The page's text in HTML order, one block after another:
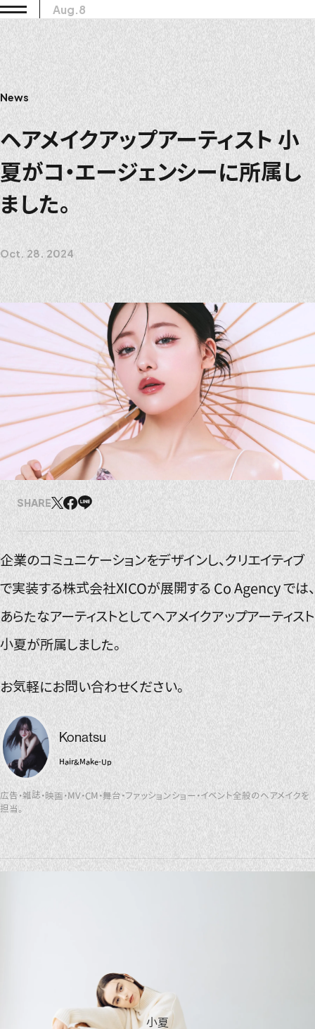
Aug.8
News
ヘアメイクアップアーティスト 小
夏がコ・エージェンシーに所属し
ました。
Oct. 28. 2024
SHARE
企業のコミュニケーションをデザインし、クリエイティブ
で実装する株式会社XICOが展開する Co Agency では、
あらたなアーティストとしてヘアメイクアップアーティスト
小夏が所属しました。
お気軽にお問い合わせください。
Konatsu
Hair&Make-Up
広告・雑誌・映画・MV・CM・舞台・ファッションショー・イベント全般のヘアメイクを
担当。
小夏